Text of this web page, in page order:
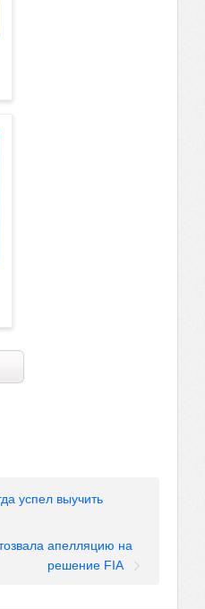
успел выучить
апелляцию на
решение FIA